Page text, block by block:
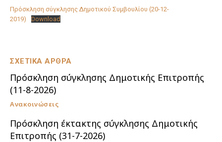
ΣΧΕΤΙΚΑ ΑΡΘΡΑ
Πρόσκληση σύγκλησης Δημοτικής Επιτροπής
(11-8-2026)
Ανακοινώσεις
Πρόσκληση έκτακτης σύγκλησης Δημοτικής
Επιτροπής (31-7-2026)
Πρόσκληση σύγκλησης Δημοτικού Συμβουλίου (20-12-
2019)
Download